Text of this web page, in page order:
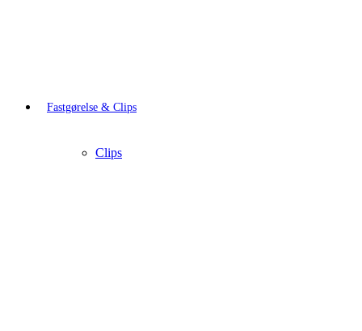
Fastgørelse & Clips
Clips